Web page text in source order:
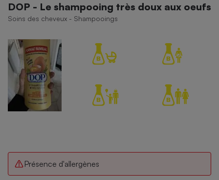
DOP - Le shampooing très doux aux oeufs
Soins des cheveux - Shampooings
Présence d'allergènes